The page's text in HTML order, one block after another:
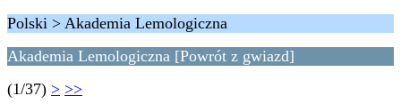
Polski > Akademia Lemologiczna
Akademia Lemologiczna [Powrót z gwiazd]
(1/37) > >>